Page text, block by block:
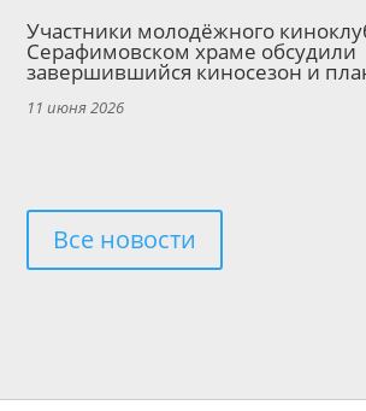
Участники молодёжного
Серафимовском храме обсудили
завершившийся киносезон и
11 июня 2026
Все новости